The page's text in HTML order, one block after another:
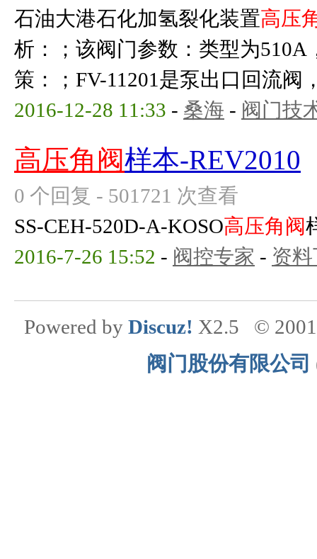
石油大港石化加氢裂化装置高压
析：；该阀门参数：类型为510A
策：；FV-11201是泵出口回流阀
2016-12-28 11:33 - 桑海 - 阀门技
高压角阀样本-REV2010
0 个回复 - 501721 次查看
SS-CEH-520D-A-KOSO高压角阀
2016-7-26 15:52 - 阀控专家 - 资
Powered by Discuz! X2.5
©
阀门股份有限公司